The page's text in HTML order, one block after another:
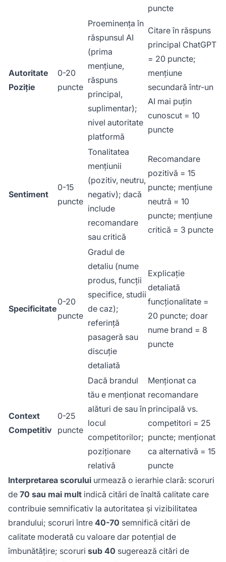
puncte
Autoritate
Poziție
0-20
puncte
Proeminența în
răspunsul AI
(prima
mențiune,
răspuns
principal,
suplimentar);
nivel autoritate
platformă
Citare în răspuns
principal ChatGPT
= 20 puncte;
mențiune
secundară într-un
AI mai puțin
cunoscut = 10
puncte
Sentiment
0-15
puncte
Tonalitatea
mențiunii
(pozitiv, neutru,
negativ); dacă
include
recomandare
sau critică
Recomandare
pozitivă = 15
puncte; mențiune
neutră = 10
puncte; mențiune
critică = 3 puncte
Specificitate
0-20
puncte
Gradul de
detaliu (nume
produs, funcții
specifice, studii
de caz);
referință
pasageră sau
discuție
detaliată
Explicație
detaliată
funcționalitate =
20 puncte; doar
nume brand = 8
puncte
Context
Competitiv
0-25
puncte
Dacă brandul
tău e menționat
alături de sau în
locul
competitorilor;
poziționare
relativă
Menționat ca
recomandare
principală vs.
competitori = 25
puncte; menționat
ca alternativă = 15
puncte
Interpretarea scorului urmează o ierarhie clară: scoruri
de 70 sau mai mult indică citări de înaltă calitate care
contribuie semnificativ la autoritatea și vizibilitatea
brandului; scoruri între 40-70 semnifică citări de
calitate moderată cu valoare dar potențial de
îmbunătățire; scoruri sub 40 sugerează citări de